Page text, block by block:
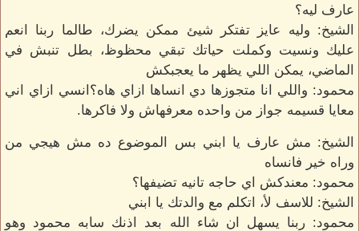
عارف ليه؟
الشيخ: وليه عايز تفتكر شيئ ممكن يضرك، طالما ربنا انعم
عليك ونسيت وكملت حياتك تبقي محظوظ، بطل تنبش في
الماضي، يمكن اللي يظهر ما يعجبكش
محمود: واللي انا متجوزها دي انساها ازاي هاه؟انسي ازاي اني
معايا قسيمه جواز من واحده معرفهاش ولا فاكرها.
الشيخ: مش عارف يا ابني بس الموضوع ده مش هيجي من
وراه خير فانساه
محمود: معندكش اي حاجه تانيه تضيفها؟
الشيخ: للاسف لأ، اتكلم مع والدتك يا ابني
محمود: ربنا يسهل ان شاء الله بعد اذنك سابه محمود وهو